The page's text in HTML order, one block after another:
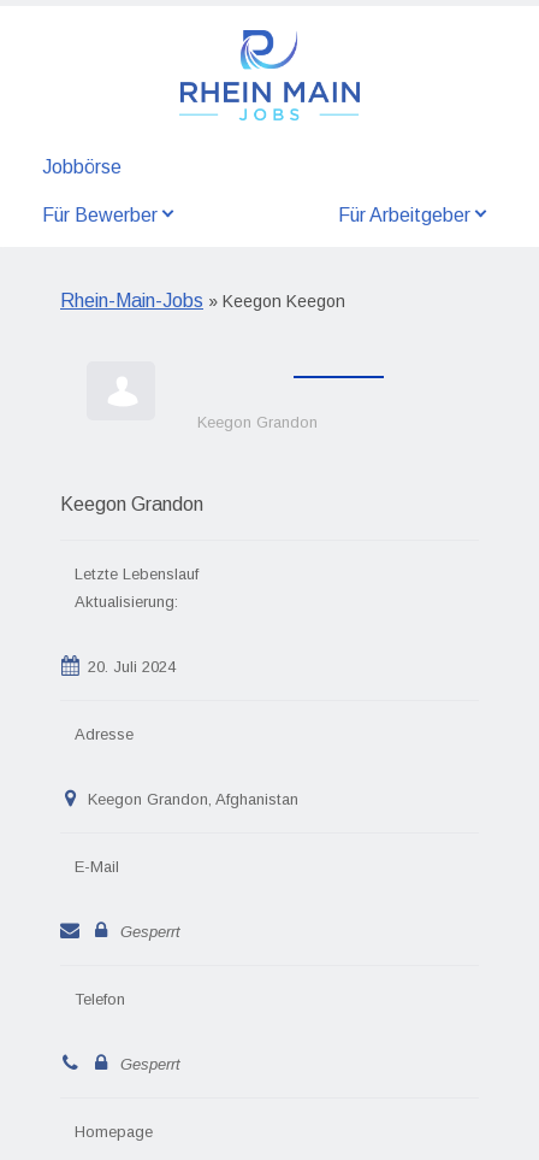
Jobbörse
Für Bewerber Für Arbeitgeber
Rhein-Main-Jobs » Keegon Keegon
Keegon Grandon
Keegon Grandon
Letzte Lebenslauf
Aktualisierung:
20. Juli 2024
Adresse
Keegon Grandon, Afghanistan
E-Mail
Gesperrt
Telefon
Gesperrt
Homepage